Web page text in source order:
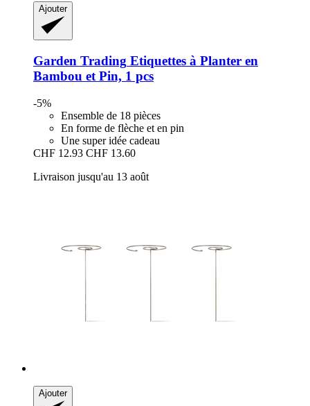
Ajouter
Garden Trading Etiquettes à Planter en
Bambou et Pin, 1 pcs
-5%
Ensemble de 18 pièces
En forme de flèche et en pin
Une super idée cadeau
CHF 12.93 CHF 13.60
Livraison jusqu'au 13 août
Ajouter